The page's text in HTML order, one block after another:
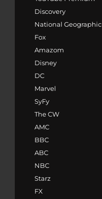
Discovery
National Geographic
Fox
Amazom
Disney
DC
Marvel
SyFy
The CW
AMC
BBC
ABC
NBC
Starz
FX